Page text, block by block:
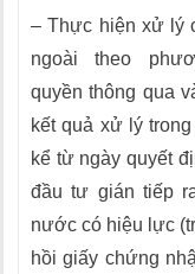
– Thực hiện xử lý
ngoài theo
quyền thông qua
kết quả xử lý
kể từ ngày quyết
đầu tư gián tiếp
nước có hiệu lực
hồi giấy chứng